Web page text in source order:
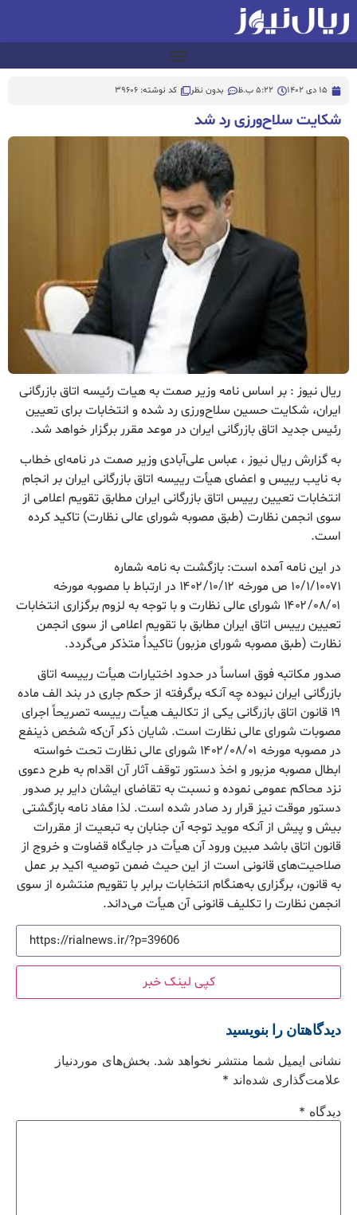
15 دی 1402 5:22 ب.ظ بدون نظر کد نوشته: 39606
شکایت سلاح‌ورزی رد شد
ریال نیوز : بر اساس نامه وزیر صمت به هیات رئیسه اتاق بازرگانی
ایران، شکایت حسین سلاح‌ورزی رد شده و انتخابات برای تعیین
رئیس جدید اتاق بازرگانی ایران در موعد مقرر برگزار خواهد شد.
به گزارش ریال نیوز ، عباس علی‌آبادی وزیر صمت در نامه‌ای خطاب
به نایب رییس و اعضای هیأت رییسه اتاق بازرگانی ایران بر انجام
انتخابات تعیین رییس اتاق بازرگانی ایران مطابق تقویم اعلامی از
سوی انجمن نظارت (طبق مصوبه شورای عالی نظارت) تاکید کرده
است.
در این نامه آمده است: بازگشت به نامه شماره
۱۰/۱/۱۰۰۷۱ ص مورخه ۱۴۰۲/۱۰/۱۲ در ارتباط با مصوبه مورخه
۱۴۰۲/۰۸/۰۱ شورای عالی نظارت و با توجه به لزوم برگزاری انتخابات
تعیین رییس اتاق ایران مطابق با تقویم اعلامی از سوی انجمن
نظارت (طبق مصوبه شورای مزبور) تاکیداً متذکر می‌گردد.
صدور مکاتبه فوق اساساً در حدود اختیارات هیأت رییسه اتاق
بازرگانی ایران نبوده چه آنکه برگرفته از حکم جاری در بند الف ماده
۱۹ قانون اتاق بازرگانی یکی از تکالیف هیأت رییسه تصریحاً اجرای
مصوبات شورای عالی نظارت است. شایان ذکر آن‌که شخص ذینفع
در مصوبه مورخه ۱۴۰۲/۰۸/۰۱ شورای عالی نظارت تحت خواسته
ابطال مصوبه مزبور و اخذ دستور توقف آثار آن اقدام به طرح دعوی
نزد محاکم عمومی نموده و نسبت به تقاضای ایشان دایر بر صدور
دستور موقت نیز قرار رد صادر شده است. لذا مفاد نامه بازگشتی
بیش و پیش از آنکه موید توجه آن جنابان به تبعیت از مقررات
قانون اتاق باشد مبین ورود آن هیأت در جایگاه قضاوت و خروج از
صلاحیت‌های قانونی است از این حیث ضمن توصیه اکید بر عمل
به قانون، برگزاری به‌هنگام انتخابات برابر با تقویم منتشره از سوی
انجمن نظارت را تکلیف قانونی آن هیأت می‌داند.
کپی لینک خبر
دیدگاهتان را بنویسید
نشانی ایمیل شما منتشر نخواهد شد. بخش‌های موردنیاز
علامت‌گذاری شده‌اند *
دیدگاه *